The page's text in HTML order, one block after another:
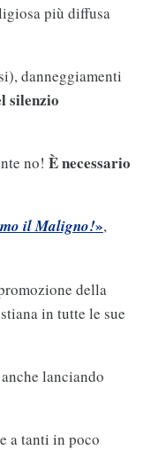
più diffusa
danneggiamenti
silenzio
no! È necessario
il Maligno!»,
della
in tutte le sue
lanciando
a tanti in poco